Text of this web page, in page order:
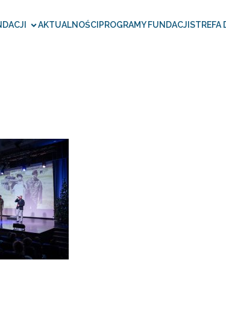
AKTUALNOŚCI PROGRAMY FUNDACJI STREFA